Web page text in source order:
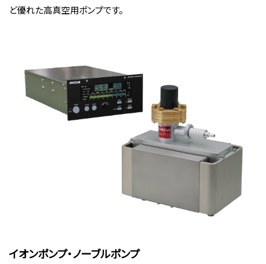
ど優れた高真空用ポンプです。
イオンポンプ・ノーブルポンプ